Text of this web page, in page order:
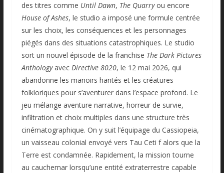
des titres comme Until Dawn, The Quarryou encore
House of Ashes, le studio a imposé une formule centrée
sur les choix, les conséquences et les personnages
piégés dans des situations catastrophiques. Le studio
sort un nouvel épisode de la franchise The Dark Pictures
Anthologyavec Directive 8020, le 12 mai 2026, qui
abandonne les manoirs hantés et les créatures
folkloriques pour s’aventurer dans l’espace profond. Le
jeu mélange aventure narrative, horreur de survie,
infiltration et choix multiples dans une structure très
cinématographique. On y suit l’équipage du Cassiopeia,
un vaisseau colonial envoyé vers Tau Ceti f alors que la
Terre est condamnée. Rapidement, la mission tourne
au cauchemar lorsqu’une entité extraterrestre capable